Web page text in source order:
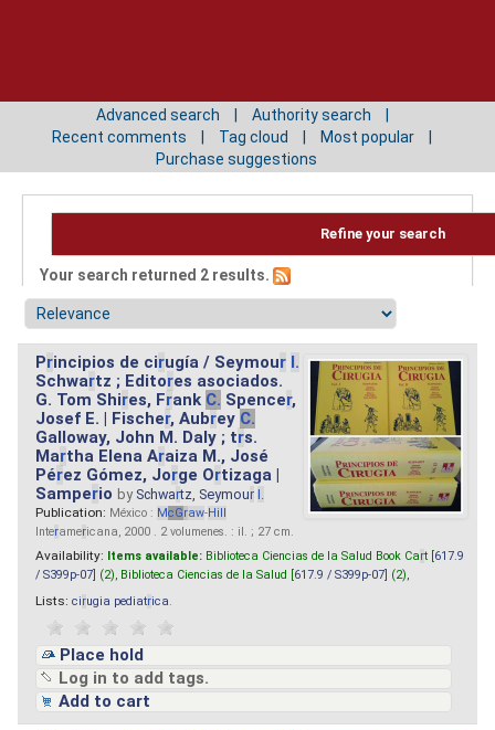
Advanced search
Authority search
Recent comments
Tag cloud
Most popular
Purchase suggestions
Refine your search
Your search returned 2 results.
Principios de cirugía / Seymour I.
Schwartz ; Editores asociados.
G. Tom Shires, Frank C. Spencer,
Josef E. | Fischer, Aubrey C.
Galloway, John M. Daly ; trs.
Martha Elena Araiza M., José
Pérez Gómez, Jorge Ortizaga |
Samperio by Schwartz, Seymour I.
Publication: México : McGraw-Hill
Interamericana, 2000 . 2 volumenes. : il. ; 27 cm.
Availability: Items available: Biblioteca Ciencias de la Salud Book Cart [ 617.9
/ S399p-07 ] (2), Biblioteca Ciencias de la Salud [ 617.9 / S399p-07 ] (2),
Lists: cirugia pediatrica
Place hold
Log in to add tags.
Add to cart